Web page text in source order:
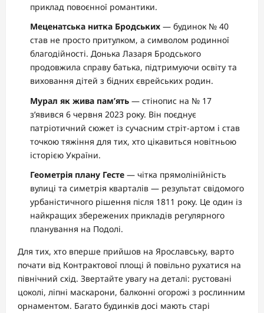
приклад повоєнної романтики.
Меценатська нитка Бродських — будинок № 40
став не просто притулком, а символом родинної
благодійності. Донька Лазаря Бродського
продовжила справу батька, підтримуючи освіту та
виховання дітей з бідних єврейських родин.
Мурал як жива пам’ять — стінопис на № 17
з’явився 6 червня 2023 року. Він поєднує
патріотичний сюжет із сучасним стріт-артом і став
точкою тяжіння для тих, хто цікавиться новітньою
історією України.
Геометрія плану Гесте — чітка прямолінійність
вулиці та симетрія кварталів — результат свідомого
урбаністичного рішення після 1811 року. Це один із
найкращих збережених прикладів регулярного
планування на Подолі.
Для тих, хто вперше прийшов на Ярославську, варто
почати від Контрактової площі й повільно рухатися на
північний схід. Звертайте увагу на деталі: рустовані
цоколі, ліпні маскарони, балконні огорожі з рослинним
орнаментом. Багато будинків досі мають старі